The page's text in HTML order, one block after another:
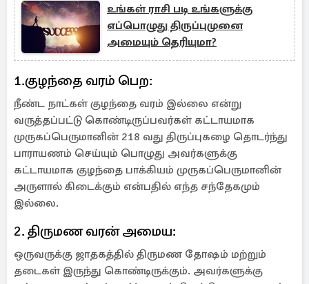
உங்கள் ராசி படி உங்களுக்கு
எப்பொழுது திருப்புமுனை
அமையும் தெரியுமா?
1.குழந்தை வரம் பெற:
நீண்ட நாட்கள் குழந்தை வரம் இல்லை என்று
வருத்தப்பட்டு கொண்டிருப்பவர்கள் கட்டாயமாக
முருகப்பெருமானின் 218 வது திருப்புகழை தொடர்ந்து
பாராயணம் செய்யும் பொழுது அவர்களுக்கு
கட்டாயமாக குழந்தை பாக்கியம் முருகப்பெருமானின்
அருளால் கிடைக்கும் என்பதில் எந்த சந்தேகமும்
இல்லை.
2. திருமண வரன் அமைய:
ஒருவருக்கு ஜாதகத்தில் திருமண தோஷம் மற்றும்
தடைகள் இருந்து கொண்டிருக்கும். அவர்களுக்கு